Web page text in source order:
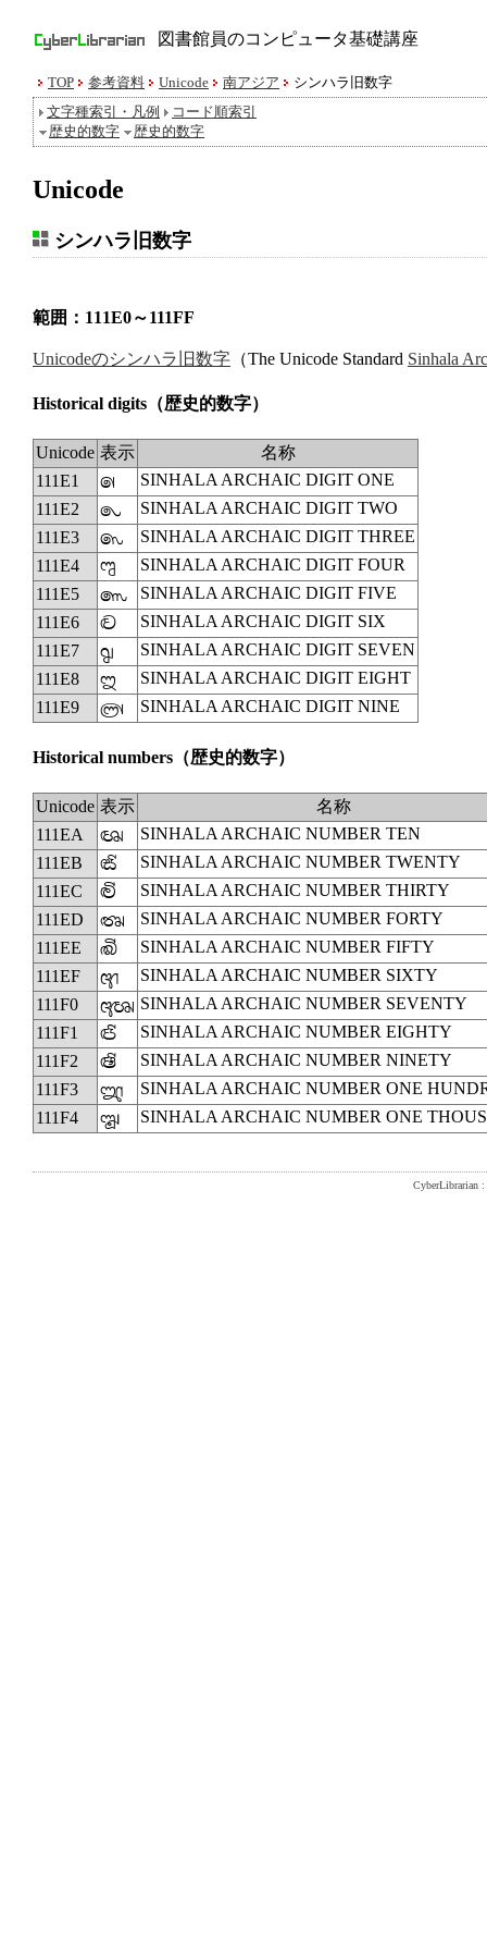
図書館員のコンピュータ基礎講座
TOP 参考資料 Unicode 南アジア
シンハラ旧数字
文字種索引・凡例
コード順索引
歴史的数字
歴史的数字
Unicode
シンハラ旧数字
範囲：111E0～111FF
Unicodeのシンハラ旧数字 （The Unicode Standard Sinhala
Historical digits （歴史的数字）
Unicode 表示
名称
111E1
𑇡
SINHALA ARCHAIC DIGIT ONE
111E2
𑇢
SINHALA ARCHAIC DIGIT TWO
111E3
𑇣
SINHALA ARCHAIC DIGIT THREE
111E4
𑇤
SINHALA ARCHAIC DIGIT FOUR
111E5
𑇥
SINHALA ARCHAIC DIGIT FIVE
111E6
𑇦
SINHALA ARCHAIC DIGIT SIX
111E7
𑇧
SINHALA ARCHAIC DIGIT SEVEN
111E8
𑇨
SINHALA ARCHAIC DIGIT EIGHT
111E9
𑇩 SINHALA ARCHAIC DIGIT NINE
Historical numbers （歴史的数字）
Unicode 表示
名称
111EA
𑇪
SINHALA ARCHAIC NUMBER TEN
111EB
𑇫
SINHALA ARCHAIC NUMBER TWENTY
111EC
𑇬
SINHALA ARCHAIC NUMBER THIRTY
111ED
𑇭
SINHALA ARCHAIC NUMBER FORTY
111EE
𑇮
SINHALA ARCHAIC NUMBER FIFTY
111EF
𑇯
SINHALA ARCHAIC NUMBER SIXTY
111F0
𑇰 SINHALA ARCHAIC NUMBER SEVENTY
111F1
𑇱
SINHALA ARCHAIC NUMBER EIGHTY
111F2
𑇲
SINHALA ARCHAIC NUMBER NINETY
111F3
𑇳
SINHALA ARCHAIC NUMBER ONE
111F4
𑇴 SINHALA ARCHAIC NUMBER ONE
CyberLibrarian